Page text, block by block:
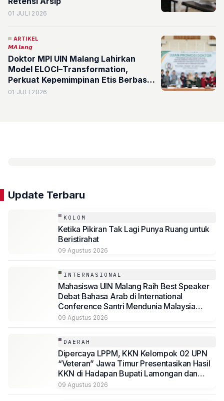
01 JULI 2026
ARTIKEL
𝙈𝘼𝙡𝙖𝙣𝙜
Doktor MPI UIN Malang Lahirkan
Model ELOCI–Transformation,
Perkuat Kepemimpinan Etis Berbasis
Nilai Islam di Perguruan Tinggi
01 JULI 2026
Update Terbaru
KOLOM
Ketika Pikiran Tak Lagi Punya Ruang untuk
Beristirahat
09 Agustus 2026
INTERNASIONAL
Mahasiswa UIN Malang Raih Best Speaker
Debat Bahasa Arab di International
Conference Santri Mendunia Malaysia
Batch 6
09 Agustus 2026
DAERAH
Dipercaya LPPM, KKN Kelompok 02 UPN
“Veteran” Jawa Timur Presentasikan Hasil
KKN di Hadapan Bupati Lamongan dan
Jajaran
09 Agustus 2026